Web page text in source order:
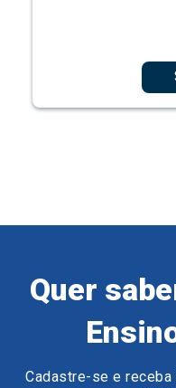
Quer
Cadastre-se e